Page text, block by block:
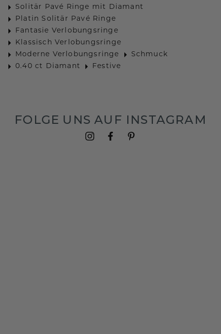
Solitär Pavé Ringe mit Diamant
Platin Solitär Pavé Ringe
Fantasie Verlobungsringe
Klassisch Verlobungsringe
Moderne Verlobungsringe
Schmuck
0.40 ct Diamant
Festive
FOLGE UNS AUF INSTAGRAM